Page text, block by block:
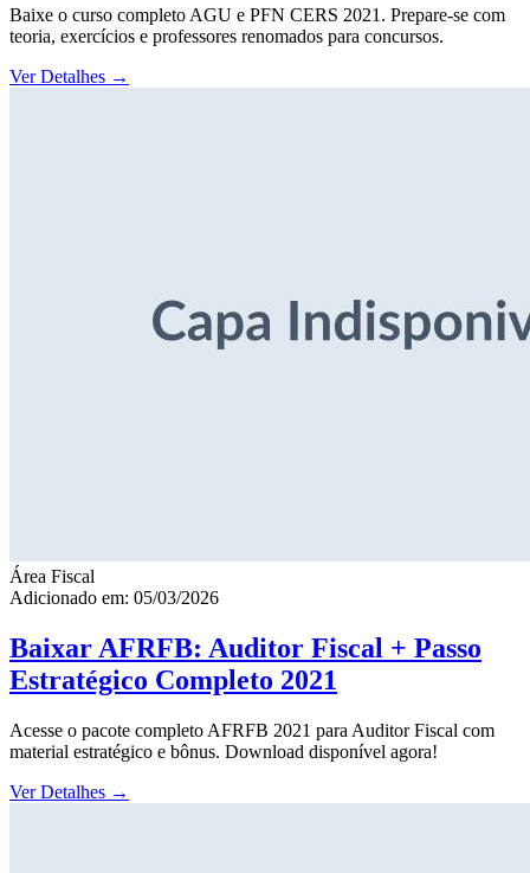
Baixe o curso completo AGU e PFN CERS 2021. Prepare-se com
teoria, exercícios e professores renomados para concursos.
Ver Detalhes →
Área Fiscal
Adicionado em: 05/03/2026
Baixar AFRFB: Auditor Fiscal + Passo
Estratégico Completo 2021
Acesse o pacote completo AFRFB 2021 para Auditor Fiscal com
material estratégico e bônus. Download disponível agora!
Ver Detalhes →